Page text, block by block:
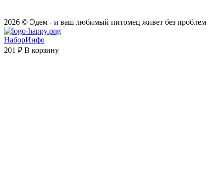
2026 © Эдем - и ваш любимый питомец живет без проблем
НаборИнфо
201 ₽ В корзину